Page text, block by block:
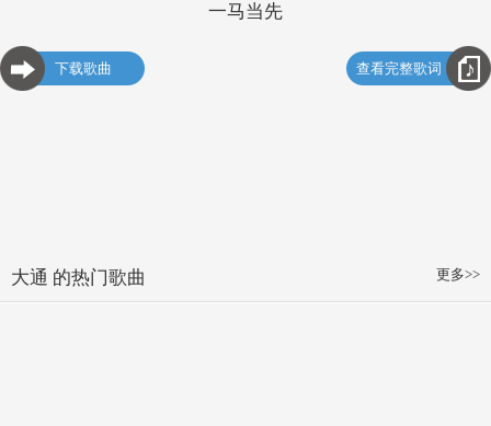
一马当先
下载歌曲 查看完整歌词
更多>>
大通 的热门歌曲